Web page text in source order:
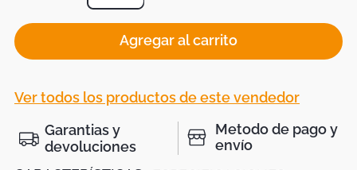
Agregar al carrito
Ver todos los productos de este vendedor
Garantias y
devoluciones
Metodo de pago y
envío